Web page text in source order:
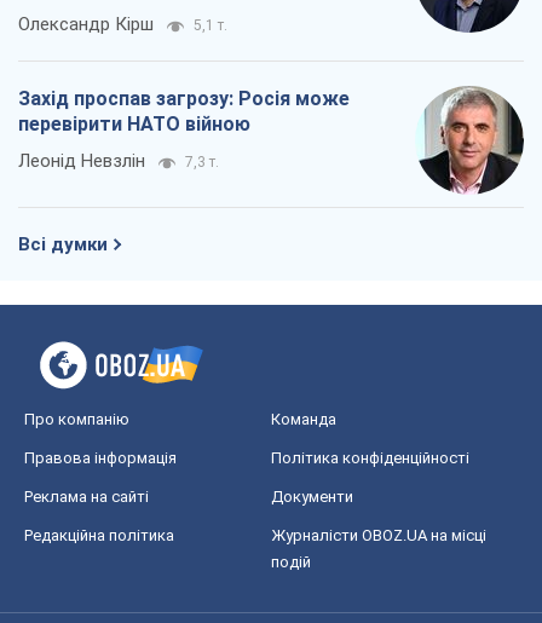
Олександр Кірш 5,1 т.
Захід проспав загрозу: Росія може
перевірити НАТО війною
Леонід Невзлін 7,3 т.
Всі думки
Про компанію Команда
Правова інформація Політика конфіденційності
Реклама на сайті Документи
Редакційна політика
Журналісти OBOZ.UA на місці
подій